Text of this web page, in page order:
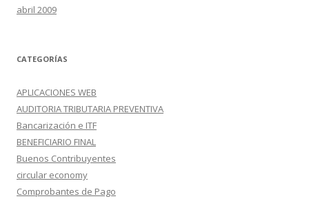
abril 2009
CATEGORÍAS
APLICACIONES WEB
AUDITORIA TRIBUTARIA PREVENTIVA
Bancarización e ITF
BENEFICIARIO FINAL
Buenos Contribuyentes
circular economy
Comprobantes de Pago